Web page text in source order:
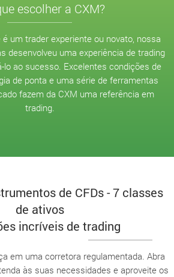
escolher a CXM?
um trader experiente ou novato, nossa
desenvolveu uma experiência de trading
lo ao sucesso. Excelentes condições de
de ponta e uma série de ferramentas
fazem da CXM uma referência em
trading.
de CFDs - 7 classes
de ativos
incríveis de trading
em uma corretora regulamentada. Abra
às suas necessidades e aproveite os